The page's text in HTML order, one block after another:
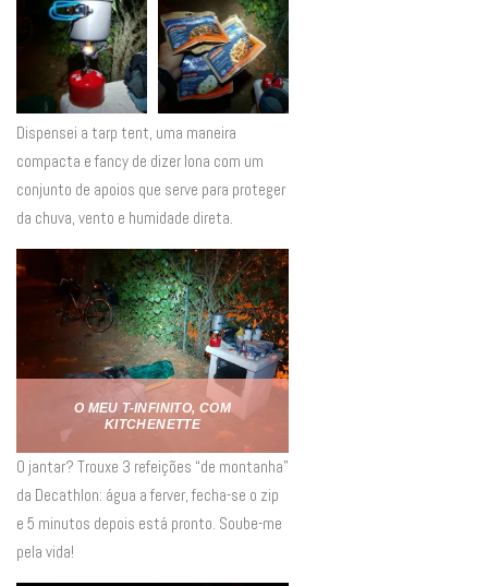
Dispensei a tarp tent, uma maneira
compacta e fancy de dizer lona com um
conjunto de apoios que serve para proteger
da chuva, vento e humidade direta.
O MEU T-INFINITO, COM
KITCHENETTE
O jantar? Trouxe 3 refeições “de montanha”
da Decathlon: água a ferver, fecha-se o zip
e 5 minutos depois está pronto. Soube-me
pela vida!